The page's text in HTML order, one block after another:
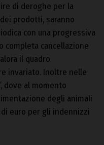
di deroghe per la
prodotti, saranno
con una progressiva
completa cancellazione
il quadro
invariato. Inoltre nelle
dove al momento
degli animali
euro per gli indennizzi